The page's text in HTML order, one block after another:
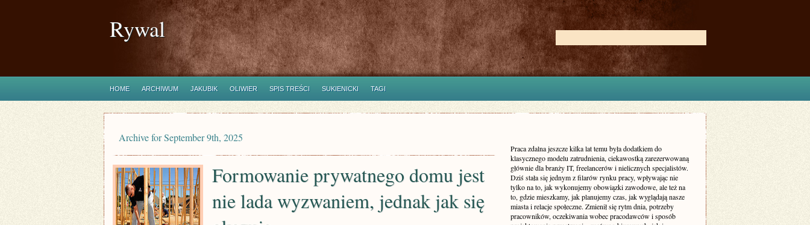
Rywal
HOME ARCHIWUM JAKUBIK OLIWIER SPIS TREŚCI SUKIENICKI TAGI
Archive for September 9th, 2025
Formowanie prywatnego domu jest
nie lada wyzwaniem, jednak jak się
Praca zdalna jeszcze kilka lat temu była dodatkiem do
klasycznego modelu zatrudnienia, ciekawostką zarezerwowaną
głównie dla branży IT, freelancerów i nielicznych specjalistów.
Dziś stała się jednym z filarów rynku pracy, wpływając nie
tylko na to, jak wykonujemy obowiązki zawodowe, ale też na
to, gdzie mieszkamy, jak planujemy czas, jak wyglądają nasze
miasta i relacje społeczne. Zmienił się rytm dnia, potrzeby
pracowników, oczekiwania wobec pracodawców i sposób